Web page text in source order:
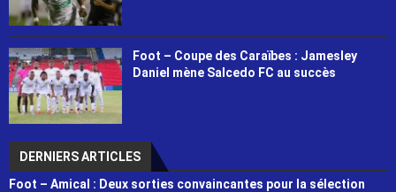
Foot – Coupe des Caraïbes : Jamesley
Daniel mène Salcedo FC au succès
DERNIERS ARTICLES
Foot – Amical : Deux sorties convaincantes pour la sélection